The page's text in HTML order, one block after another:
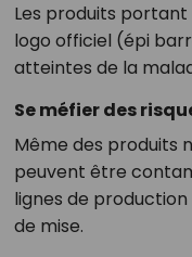
Les produits portant
logo officiel (épi
atteintes de la
Se méfier des
Même des produits
peuvent être
lignes de
de mise.